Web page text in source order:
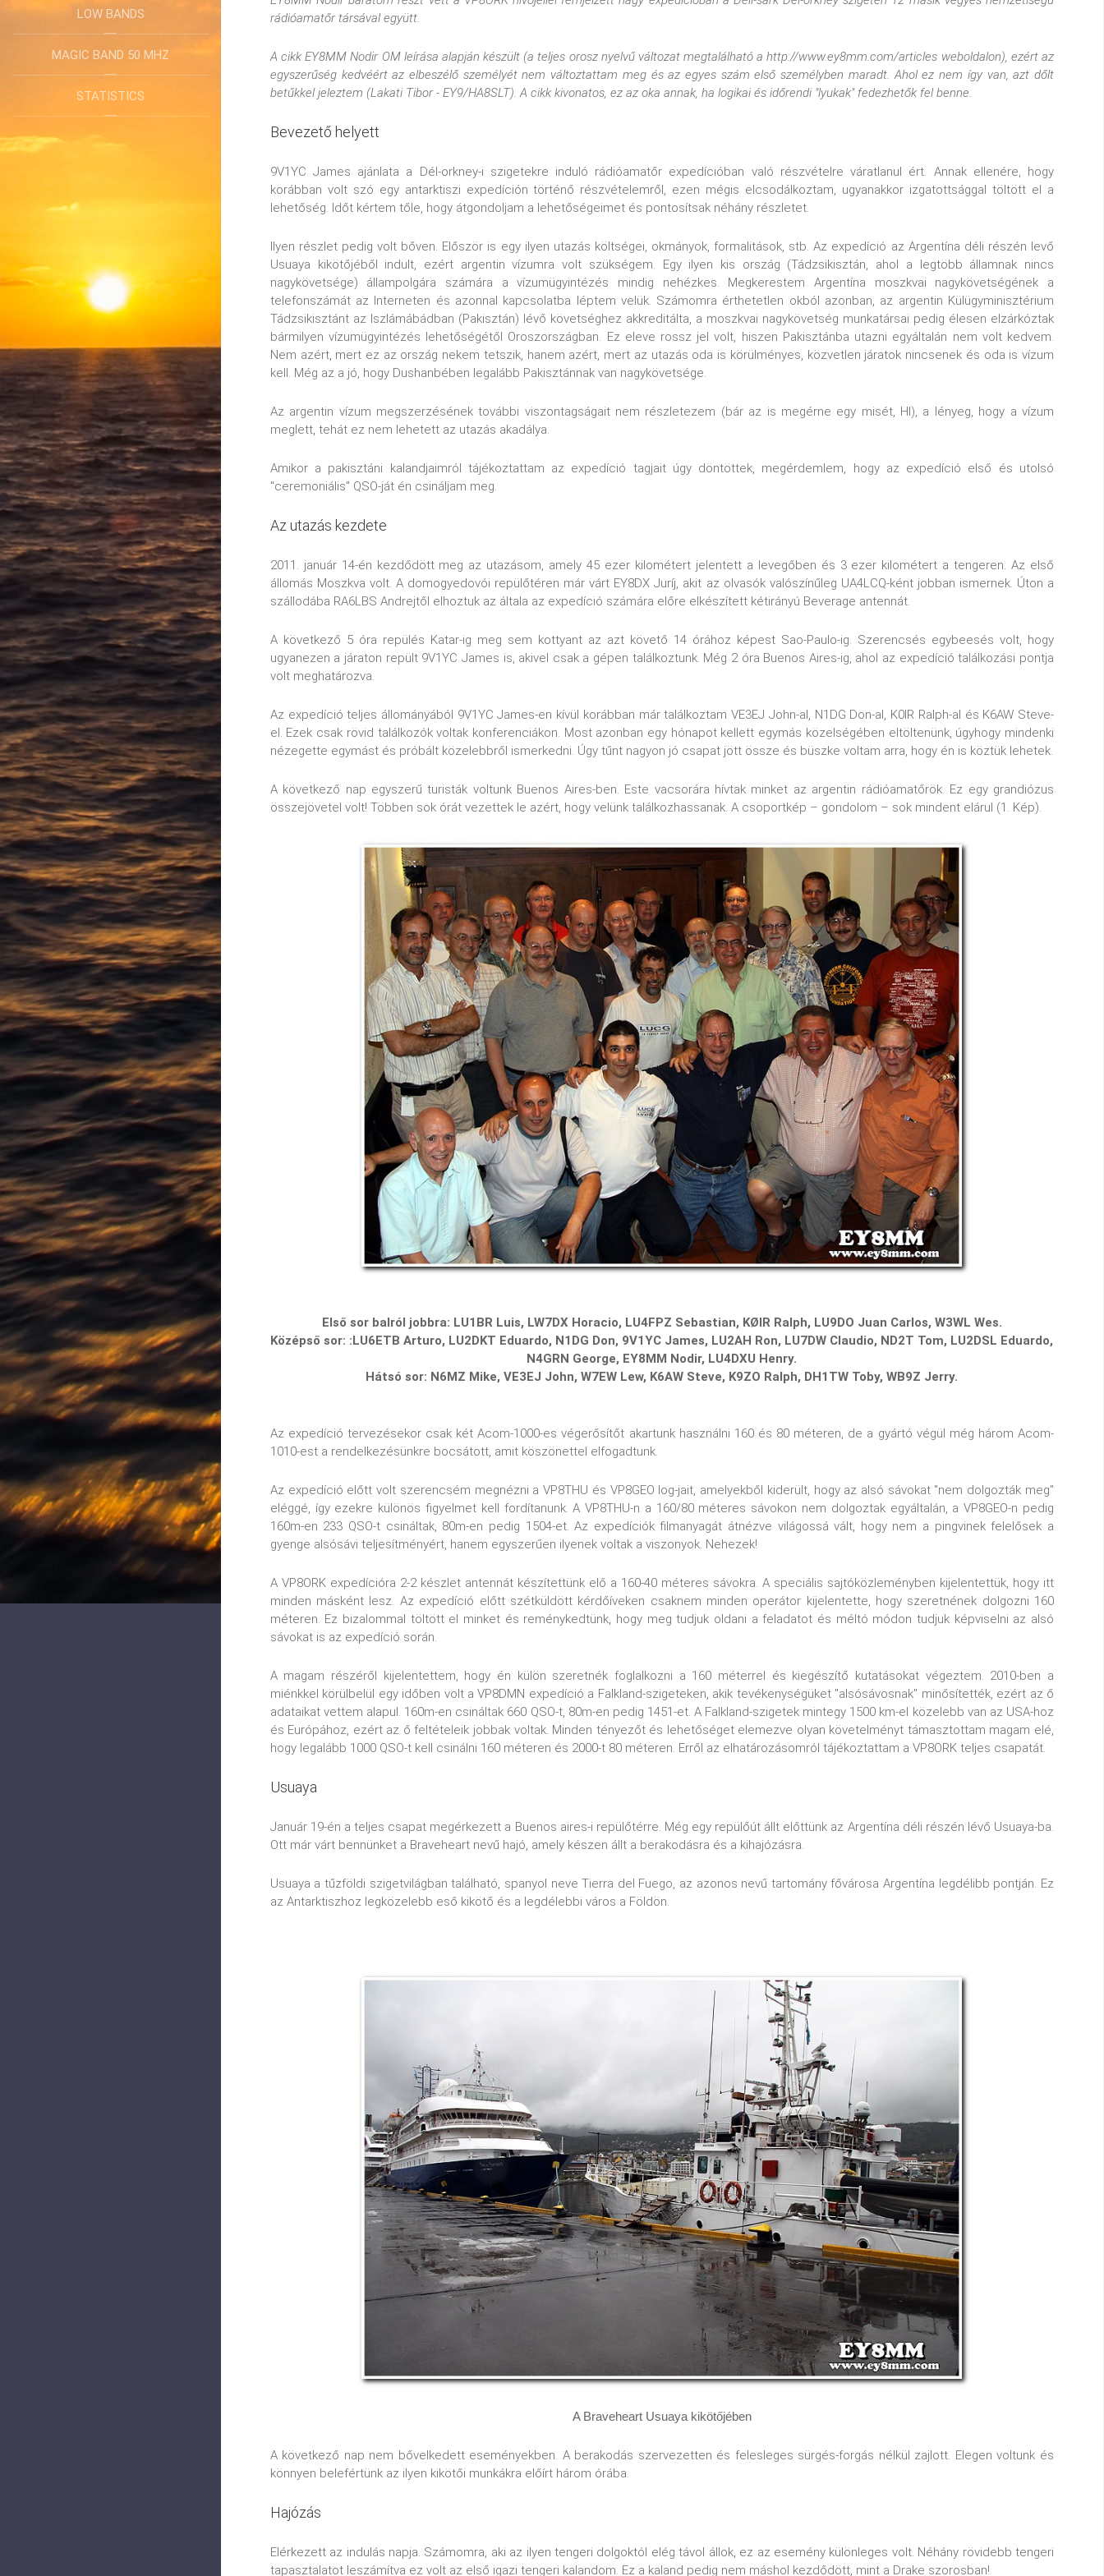
LOW BANDS
MAGIC BAND 50 MHZ
STATISTICS
rádióamatőr társával együtt.
A cikk EY8MM Nodir OM leírása alapján készült (a teljes orosz nyelvű változat megtalálható a http://www.ey8mm.com/articles weboldalon), ezért az
egyszerűség kedvéért az elbeszélő személyét nem változtattam meg és az egyes szám első személyben maradt. Ahol ez nem így van, azt dőlt
betűkkel jeleztem (Lakati Tibor - EY9/HA8SLT). A cikk kivonatos, ez az oka annak, ha logikai és időrendi "lyukak" fedezhetők fel benne.
Bevezető helyett
9V1YC James ajánlata a Dél-orkney-i szigetekre induló rádióamatőr expedícióban való részvételre váratlanul ért. Annak ellenére, hogy
korábban volt szó egy antarktiszi expedíción történő részvételemről, ezen mégis elcsodálkoztam, ugyanakkor izgatottsággal töltött el a
lehetőség. Időt kértem tőle, hogy átgondoljam a lehetőségeimet és pontosítsak néhány részletet.
Ilyen részlet pedig volt bőven. Először is egy ilyen utazás költségei, okmányok, formalitások, stb. Az expedíció az Argentína déli részén levő
Usuaya kikötőjéből indult, ezért argentin vízumra volt szükségem. Egy ilyen kis ország (Tádzsikisztán, ahol a legtöbb államnak nincs
nagykövetsége) állampolgára számára a vízumügyintézés mindig nehézkes. Megkerestem Argentína moszkvai nagykövetségének a
telefonszámát az Interneten és azonnal kapcsolatba léptem velük. Számomra érthetetlen okból azonban, az argentin Külügyminisztérium
Tádzsikisztánt az Iszlámábádban (Pakisztán) lévő követséghez akkreditálta, a moszkvai nagykövetség munkatársai pedig élesen elzárkóztak
bármilyen vízumügyintézés lehetőségétől Oroszországban. Ez eleve rossz jel volt, hiszen Pakisztánba utazni egyáltalán nem volt kedvem.
Nem azért, mert ez az ország nekem tetszik, hanem azért, mert az utazás oda is körülményes, közvetlen járatok nincsenek és oda is vízum
kell. Még az a jó, hogy Dushanbében legalább Pakisztánnak van nagykövetsége.
Аz argentin vízum megszerzésének további viszontagságait nem részletezem (bár az is megérne egy misét, HI), a lényeg, hogy a vízum
meglett, tehát ez nem lehetett az utazás akadálya.
Amikor a pakisztáni kalandjaimról tájékoztattam az expedíció tagjait úgy döntöttek, megérdemlem, hogy az expedíció első és utolsó
"ceremoniális" QSO-ját én csináljam meg.
Az utazás kezdete
2011. január 14-én kezdődött meg az utazásom, amely 45 ezer kilométert jelentett a levegőben és 3 ezer kilométert a tengeren. Az első
állomás Moszkva volt. A domogyedovói repülőtéren már várt EY8DX Juríj, akit az olvasók valószínűleg UA4LCQ-ként jobban ismernek. Úton a
szállodába RA6LBS Andrejtől elhoztuk az általa az expedíció számára előre elkészített kétirányú Beverage antennát.
A következő 5 óra repülés Katar-ig meg sem kottyant az azt követő 14 órához képest Sao-Paulo-ig. Szerencsés egybeesés volt, hogy
ugyanezen a járaton repült 9V1YC James is, akivel csak a gépen találkoztunk. Még 2 óra Buenos Aires-ig, ahol az expedíció találkozási pontja
volt meghatározva.
Az expedíció teljes állományából 9V1YC James-en kívül korábban már találkoztam VE3EJ John-al, N1DG Don-al, K0IR Ralph-al és K6AW Steve-
el. Ezek csak rövid találkozók voltak konferenciákon. Most azonban egy hónapot kellett egymás közelségében eltöltenünk, úgyhogy mindenki
nézegette egymást és próbált közelebbről ismerkedni. Úgy tűnt nagyon jó csapat jött össze és büszke voltam arra, hogy én is köztük lehetek.
A következő nap egyszerű turisták voltunk Buenos Aires-ben. Este vacsorára hívtak minket az argentin rádióamatőrök. Ez egy grandiózus
összejövetel volt! Többen sok órát vezettek le azért, hogy velünk találkozhassanak. A csoportkép – gondolom – sok mindent elárul (1. Kép).
Első sor balról jobbra: LU1BR Luis, LW7DX Horacio, LU4FPZ Sebastian, KØIR Ralph, LU9DO Juan Carlos, W3WL Wes.
Középső sor: :LU6ETB Arturo, LU2DKT Eduardo, N1DG Don, 9V1YC James, LU2AH Ron, LU7DW Claudio, ND2T Tom, LU2DSL Eduardo,
N4GRN George, EY8MM Nodir, LU4DXU Henry.
Hátsó sor: N6MZ Mike, VE3EJ John, W7EW Lew, K6AW Steve, K9ZO Ralph, DH1TW Toby, WB9Z Jerry.
Az expedíció tervezésekor csak két Acom-1000-es végerősítőt akartunk használni 160 és 80 méteren, de a gyártó végül még három Acom-
1010-est a rendelkezésünkre bocsátott, amit köszönettel elfogadtunk.
Az expedíció előtt volt szerencsém megnézni a VP8THU és VP8GEO log-jait, amelyekből kiderült, hogy az alsó sávokat "nem dolgozták meg"
eléggé, így ezekre különös figyelmet kell fordítanunk. A VP8THU-n a 160/80 méteres sávokon nem dolgoztak egyáltalán, a VP8GEO-n pedig
160m-en 233 QSO-t csináltak, 80m-en pedig 1504-et. Az expedíciók filmanyagát átnézve világossá vált, hogy nem a pingvinek felelősek a
gyenge alsósávi teljesítményért, hanem egyszerűen ilyenek voltak a viszonyok. Nehezek!
A VP8ORK expedícióra 2-2 készlet antennát készítettünk elő a 160-40 méteres sávokra. A speciális sajtóközleményben kijelentettük, hogy itt
minden másként lesz. Az expedíció előtt szétküldött kérdőíveken csaknem minden operátor kijelentette, hogy szeretnének dolgozni 160
méteren. Ez bizalommal töltött el minket és reménykedtünk, hogy meg tudjuk oldani a feladatot és méltó módon tudjuk képviselni az alsó
sávokat is az expedíció során.
A magam részéről kijelentettem, hogy én külön szeretnék foglalkozni a 160 méterrel és kiegészítő kutatásokat végeztem. 2010-ben a
miénkkel körülbelül egy időben volt a VP8DMN expedíció a Falkland-szigeteken, akik tevékenységüket "alsósávosnak" minősítették, ezért az ő
adataikat vettem alapul. 160m-en csináltak 660 QSO-t, 80m-en pedig 1451-et. A Falkland-szigetek mintegy 1500 km-el közelebb van az USA-hoz
és Európához, ezért az ő feltételeik jobbak voltak. Minden tényezőt és lehetőséget elemezve olyan követelményt támasztottam magam elé,
hogy legalább 1000 QSO-t kell csinálni 160 méteren és 2000-t 80 méteren. Erről az elhatározásomról tájékoztattam a VP8ORK teljes csapatát.
Usuaya
Január 19-én a teljes csapat megérkezett a Buenos aires-i repülőtérre. Még egy repülőút állt előttünk az Argentína déli részén lévő Usuaya-ba.
Ott már várt bennünket a Braveheart nevű hajó, amely készen állt a berakodásra és a kihajózásra.
Usuaya a tűzföldi szigetvilágban található, spanyol neve Tierra del Fuego, az azonos nevű tartomány fővárosa Argentína legdélibb pontján. Ez
az Antarktiszhoz legközelebb eső kikötő és a legdélebbi város a Földön.
A Braveheart Usuaya kikötőjében
A következő nap nem bővelkedett eseményekben. A berakodás szervezetten és felesleges sürgés-forgás nélkül zajlott. Elegen voltunk és
könnyen belefértünk az ilyen kikötői munkákra előírt három órába.
Hajózás
Elérkezett az indulás napja. Számomra, aki az ilyen tengeri dolgoktól elég távol állok, ez az esemény különleges volt. Néhány rövidebb tengeri
tapasztalatot leszámítva ez volt az első igazi tengeri kalandom. Ez a kaland pedig nem máshol kezdődött, mint a Drake szorosban!